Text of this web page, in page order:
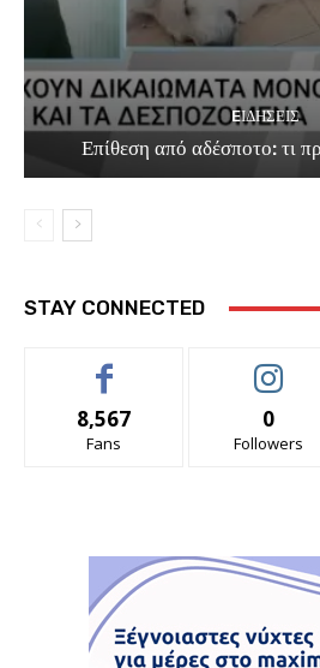
EΙΔΗΣΕΙΣ
Επίθεση από αδέσποτο: τι
STAY CONNECTED
8,567
Fans
0
Followers